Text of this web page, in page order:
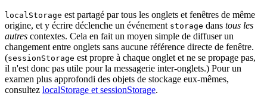
localStorage est partagé par tous les onglets et fenêtres de même
origine, et y écrire déclenche un événement storage dans tous les
autres contextes. Cela en fait un moyen simple de diffuser un
changement entre onglets sans aucune référence directe de fenêtre.
(sessionStorage est propre à chaque onglet et ne se propage pas,
il n'est donc pas utile pour la messagerie inter-onglets.) Pour un
examen plus approfondi des objets de stockage eux-mêmes,
consultez localStorage et sessionStorage.